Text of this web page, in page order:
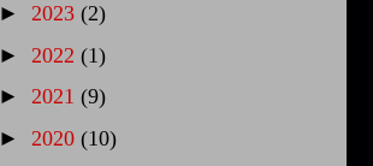
► 2023 (2)
► 2022 (1)
► 2021 (9)
► 2020 (10)